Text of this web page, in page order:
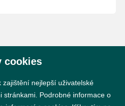
cookies
nejlepší uživatelské
stránkami. Podrobné informace o